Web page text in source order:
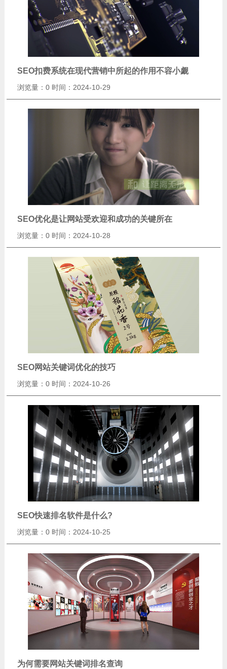
SEO扣费系统在现代营销中所起的作用不容小觑
浏览量：0 时间：2024-10-29
SEO优化是让网站受欢迎和成功的关键所在
浏览量：0 时间：2024-10-28
SEO网站关键词优化的技巧
浏览量：0 时间：2024-10-26
SEO快速排名软件是什么?
浏览量：0 时间：2024-10-25
为何需要网站关键词排名查询